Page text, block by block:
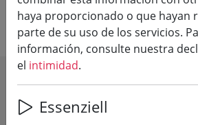
SHOW FILTERS
haya proporcionado o que hayan
parte de su uso de los servicios.
información, consulte nuestra
el intimidad.
Essenziell